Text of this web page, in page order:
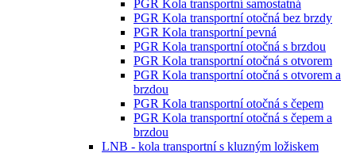
PGR Kola transportní samostatná
PGR Kola transportní otočná bez brzdy
PGR Kola transportní pevná
PGR Kola transportní otočná s brzdou
PGR Kola transportní otočná s otvorem
PGR Kola transportní otočná s otvorem a
brzdou
PGR Kola transportní otočná s čepem
PGR Kola transportní otočná s čepem a
brzdou
LNB - kola transportní s kluzným ložiskem